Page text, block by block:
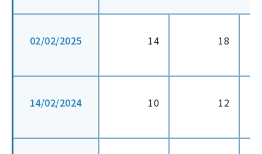
02/02/2025 14 18
14/02/2024 10 12